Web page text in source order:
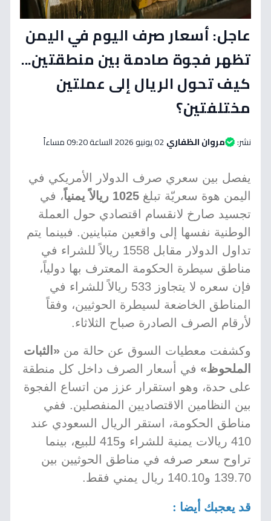
عاجل: أسعار صرف اليوم في اليمن
تظهر فجوة صادمة بين منطقتين...
كيف تحول الريال إلى عملتين
مختلفتين؟
نشر: مروان الظفاري02 يونيو 2026 الساعة 09:20 مساءاً
يفصل بين سعري صرف الدولار الأمريكي في
اليمن هوة سعريّة تبلغ 1025 ريالاً يمنياً
، في
تجسيد صارخ لانقسام اقتصادي حول العملة
الوطنية نفسها إلى واقعين متباينين. فبينما يتم
تداول الدولار مقابل 1558 ريالاً للشراء في
مناطق سيطرة الحكومة المعترف بها دولياً،
فإن سعره لا يتجاوز 533 ريالاً للشراء في
المناطق الخاضعة لسيطرة الحوثيين، وفقاً
لأرقام الصرف الصادرة صباح الثلاثاء.
وكشفت معطيات السوق عن حالة من «الثبات
الملحوظ» في أسعار الصرف داخل كل منطقة
على حدة، وهو استقرار عزز من اتساع الفجوة
بين النظامين الاقتصاديين المنفصلين. ففي
مناطق الحكومة، استقر الريال السعودي عند
410 ريالات يمنية للشراء و415 للبيع، بينما
تراوح سعر صرفه في مناطق الحوثيين بين
139.70 و140.10 ريال يمني فقط.
قد يعجبك أيضا :